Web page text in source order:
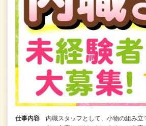
仕事内容
内職スタッフとして、小物の組み